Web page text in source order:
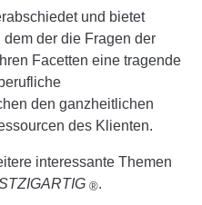
und bietet
der die Fragen der
Facetten eine tragende
den ganzheitlichen
des Klienten.
interessante Themen
ZIGARTIG ®.